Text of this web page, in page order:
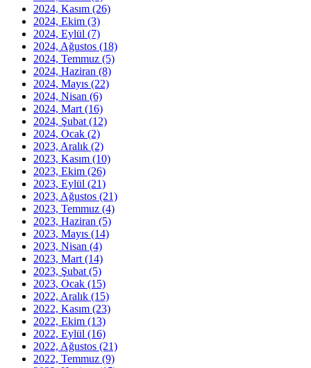
2024, Kasım (26)
2024, Ekim (3)
2024, Eylül (7)
2024, Ağustos (18)
2024, Temmuz (5)
2024, Haziran (8)
2024, Mayıs (22)
2024, Nisan (6)
2024, Mart (16)
2024, Şubat (12)
2024, Ocak (2)
2023, Aralık (2)
2023, Kasım (10)
2023, Ekim (26)
2023, Eylül (21)
2023, Ağustos (21)
2023, Temmuz (4)
2023, Haziran (5)
2023, Mayıs (14)
2023, Nisan (4)
2023, Mart (14)
2023, Şubat (5)
2023, Ocak (15)
2022, Aralık (15)
2022, Kasım (23)
2022, Ekim (13)
2022, Eylül (16)
2022, Ağustos (21)
2022, Temmuz (9)